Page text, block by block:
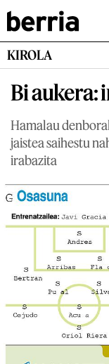
KIROLA
Bi aukera:
Hamalau
jaistea saihestu
irabazita